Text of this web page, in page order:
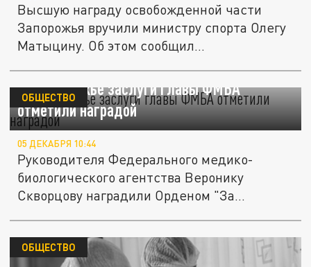
Высшую награду освобожденной части
Запорожья вручили министру спорта Олегу
Матыцину. Об этом сообщил...
На Запорожье заслуги главы ФМБА
отметили наградой
ОБЩЕСТВО
05 ДЕКАБРЯ 10:44
Руководителя Федерального медико-
биологического агентства Веронику
Скворцову наградили Орденом "За
ОБЩЕСТВО